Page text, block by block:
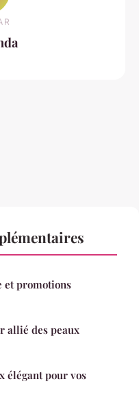
et promotions
allié des peaux
élégant pour vos